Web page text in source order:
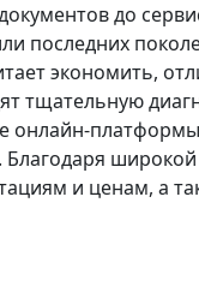
до
последних
экономить,
и ценам, а